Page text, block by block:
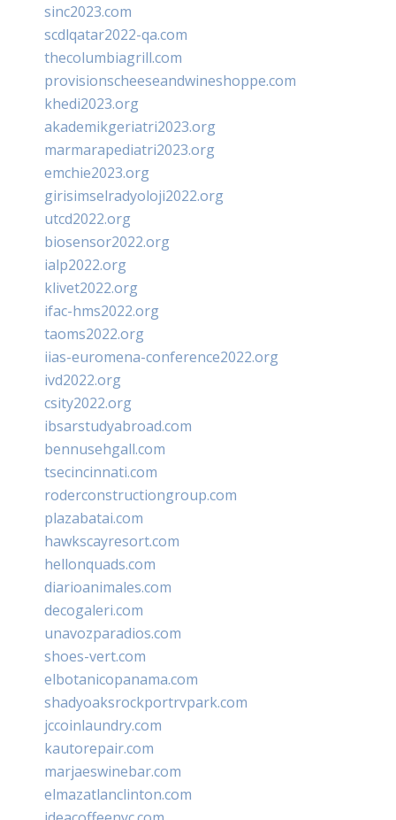
sinc2023.com
scdlqatar2022-qa.com
thecolumbiagrill.com
provisionscheeseandwineshoppe.com
khedi2023.org
akademikgeriatri2023.org
marmarapediatri2023.org
emchie2023.org
girisimselradyoloji2022.org
utcd2022.org
biosensor2022.org
ialp2022.org
klivet2022.org
ifac-hms2022.org
taoms2022.org
iias-euromena-conference2022.org
ivd2022.org
csity2022.org
ibsarstudyabroad.com
bennusehgall.com
tsecincinnati.com
roderconstructiongroup.com
plazabatai.com
hawkscayresort.com
hellonquads.com
diarioanimales.com
decogaleri.com
unavozparadios.com
shoes-vert.com
elbotanicopanama.com
shadyoaksrockportrvpark.com
jccoinlaundry.com
kautorepair.com
marjaeswinebar.com
elmazatlanclinton.com